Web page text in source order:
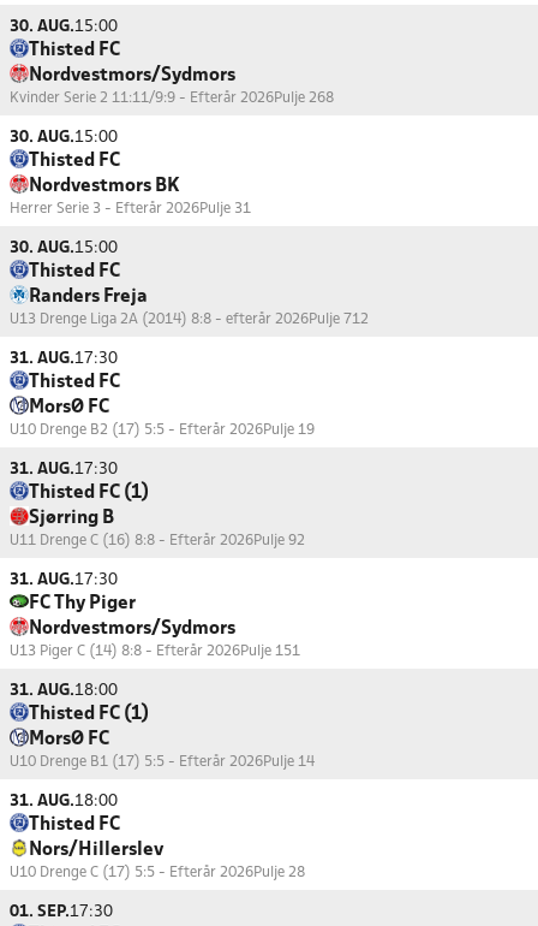
30. AUG.15:00
Thisted FC
Nordvestmors/Sydmors
Kvinder Serie 2 11:11/9:9 - Efterår 2026Pulje 268
30. AUG.15:00
Thisted FC
Nordvestmors BK
Herrer Serie 3 - Efterår 2026Pulje 31
30. AUG.15:00
Thisted FC
Randers Freja
U13 Drenge Liga 2A (2014) 8:8 - efterår 2026Pulje 712
31. AUG.17:30
Thisted FC
MorsØ FC
U10 Drenge B2 (17) 5:5 - Efterår 2026Pulje 19
31. AUG.17:30
Thisted FC (1)
Sjørring B
U11 Drenge C (16) 8:8 - Efterår 2026Pulje 92
31. AUG.17:30
FC Thy Piger
Nordvestmors/Sydmors
U13 Piger C (14) 8:8 - Efterår 2026Pulje 151
31. AUG.18:00
Thisted FC (1)
MorsØ FC
U10 Drenge B1 (17) 5:5 - Efterår 2026Pulje 14
31. AUG.18:00
Thisted FC
Nors/Hillerslev
U10 Drenge C (17) 5:5 - Efterår 2026Pulje 28
01. SEP.17:30